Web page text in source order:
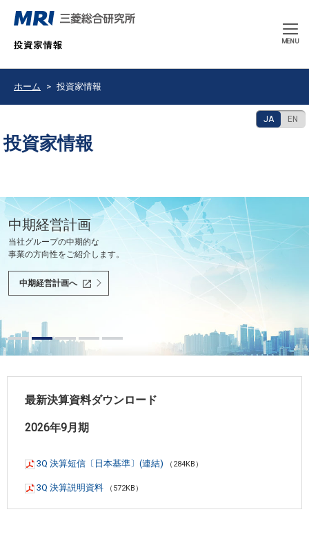
CLOSE
MENU
ホーム 投資家情報
投資家情報
JA EN
豊かで持続可能な未来の共創を使命として、
世界と共に、あるべき未来を問い続け、
社会課題を解決し、社会の変革を先駆けます。
中期経営計画
当社グループの中期的な
事業の方向性をご紹介します。
中期経営計画へ
決算発表
最新の決算情報をご確認ください。
決算情報へ
2026年9月期 中間報告書
2026年6月
中間報告書へ
会社紹介ムービー
会社紹介ムービーをご覧いただけます。
会社紹介ムービーへ
最新決算資料ダウンロード
2026年9月期
3Q 決算短信〔日本基準〕(連結) （284KB）
3Q 決算説明資料 （572KB）